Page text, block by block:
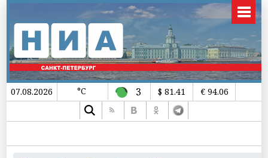
07.08.2026 °C 3 $ 81.41 € 94.06